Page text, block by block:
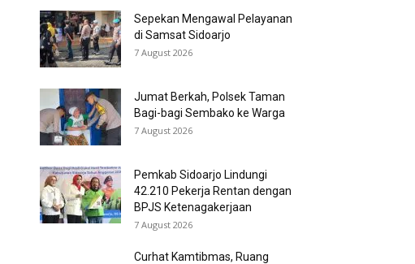
Sepekan Mengawal Pelayanan
di Samsat Sidoarjo
7 August 2026
Jumat Berkah, Polsek Taman
Bagi-bagi Sembako ke Warga
7 August 2026
Pemkab Sidoarjo Lindungi
42.210 Pekerja Rentan dengan
BPJS Ketenagakerjaan
7 August 2026
Curhat Kamtibmas, Ruang